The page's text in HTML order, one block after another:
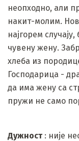
неопходно, али
накит-молим.
најгорем
чувену жену.
хлеба из
Господарица -
да има жену са
пружи не само
Дужност: није